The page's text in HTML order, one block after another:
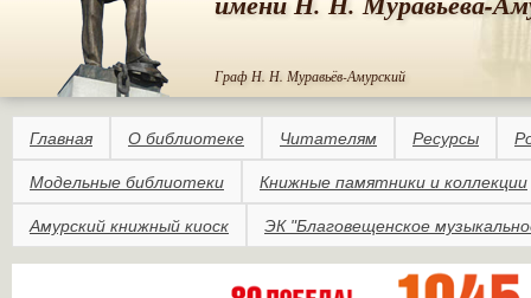
Граф Н. Н. Муравьёв-Амурский
Главная О библиотеке Читателям Ресурсы
Модельные библиотеки Книжные памятники и коллекции
Амурский книжный киоск ЭК "Благовещенское